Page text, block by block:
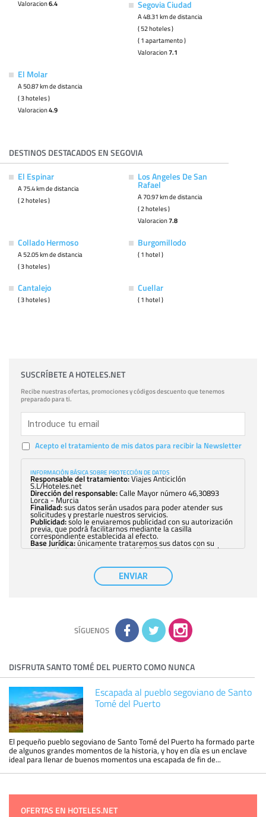
Valoracion6.4 Segovia Ciudad
A 48.31 km de distancia
( 52 hoteles )
( 1 apartamento )
Valoracion7.1
El Molar
A 50.87 km de distancia
( 3 hoteles )
Valoracion4.9
DESTINOS DESTACADOS EN SEGOVIA
El Espinar
A 75.4 km de distancia
( 2 hoteles )
Los Angeles De San
Rafael
A 70.97 km de distancia
( 2 hoteles )
Valoracion7.8
Collado Hermoso
A 52.05 km de distancia
( 3 hoteles )
Burgomillodo
( 1 hotel )
Cantalejo
( 3 hoteles )
Cuellar
( 1 hotel )
SUSCRÍBETE A HOTELES.NET
Recibe nuestras ofertas, promociones y códigos descuento que tenemos
preparado para ti.
Acepto el tratamiento de mis datos para recibir la Newsletter
INFORMACIÓN BÁSICA SOBRE PROTECCIÓN DE DATOS
Responsable del tratamiento:Viajes Anticiclón
S.L/Hoteles.net
Dirección del responsable:Calle Mayor número 46,30893
Lorca - Murcia
Finalidad:sus datos serán usados para poder atender sus
solicitudes y prestarle nuestros servicios.
Publicidad:solo le enviaremos publicidad con su autorización
previa, que podrá facilitarnos mediante la casilla
correspondiente establecida al efecto.
Base Jurídica:únicamente trataremos sus datos con su
consentimiento previo, que podrá facilitarnos mediante la
con carácter general, sólo el personal de
nuestra entidad que esté debidamente autorizado podrá
tener conocimiento de la información que le pedimos. No se
comunicarán datos a terceros.
adicional y detallada sobre cómo tratamos sus datos en la
política de privacidad
ENVIAR
SÍGUENOS
DISFRUTA SANTO TOMÉ DEL PUERTO COMO NUNCA
Escapada al pueblo segoviano de Santo
Tomé del Puerto
El pequeño pueblo segoviano de Santo Tomé del Puerto ha formado parte
de algunos grandes momentos de la historia, y hoy en día es un enclave
ideal para llenar de buenos momentos una escapada de fin de...
OFERTAS EN HOTELES.NET